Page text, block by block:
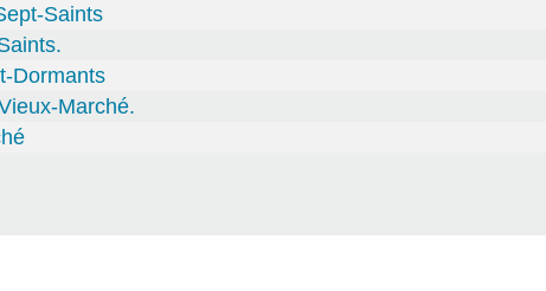
Saints
Dormants
Marché.